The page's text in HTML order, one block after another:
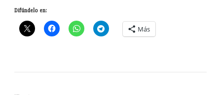
Difúndelo en:
Más